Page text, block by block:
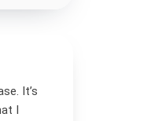
It’s
I